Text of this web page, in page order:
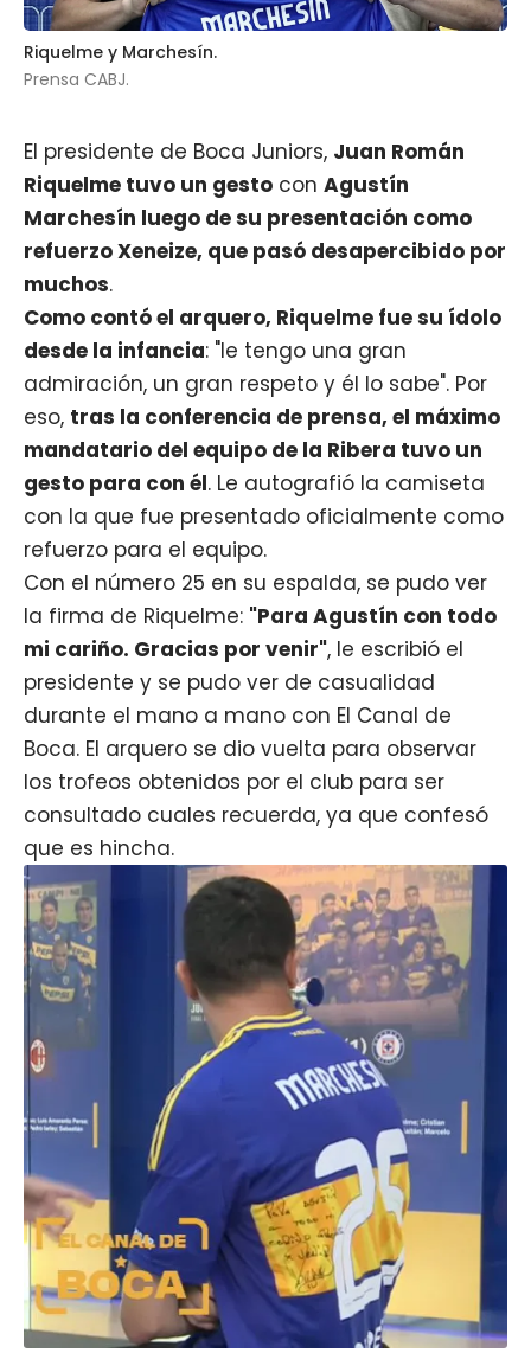
Riquelme y Marchesín.
Prensa CABJ.
El presidente de Boca Juniors, Juan Román
Riquelme tuvo un gesto con Agustín
Marchesín luego de su presentación como
refuerzo Xeneize, que pasó desapercibido por
muchos.
Como contó el arquero, Riquelme fue su ídolo
desde la infancia: "le tengo una gran
admiración, un gran respeto y él lo sabe". Por
eso, tras la conferencia de prensa, el máximo
mandatario del equipo de la Ribera tuvo un
gesto para con él. Le autografió la camiseta
con la que fue presentado oficialmente como
refuerzo para el equipo.
Con el número 25 en su espalda, se pudo ver
la firma de Riquelme: "Para Agustín con todo
mi cariño. Gracias por venir", le escribió el
presidente y se pudo ver de casualidad
durante el mano a mano con El Canal de
Boca. El arquero se dio vuelta para observar
los trofeos obtenidos por el club para ser
consultado cuales recuerda, ya que confesó
que es hincha.